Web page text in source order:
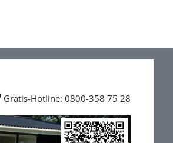
Gratis-Hotline: 0800-358 75 28